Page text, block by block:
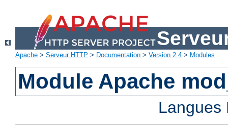
Apache > Serveur HTTP > Documentation > Version 2.4 > Modules
Module Apache